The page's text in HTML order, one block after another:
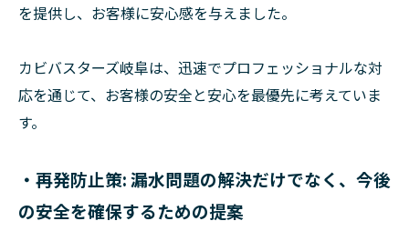
を提供し、お客様に安心感を与えました。
カビバスターズ岐阜は、迅速でプロフェッショナルな対
応を通じて、お客様の安全と安心を最優先に考えていま
す。
・再発防止策: 漏水問題の解決だけでなく、今後
の安全を確保するための提案